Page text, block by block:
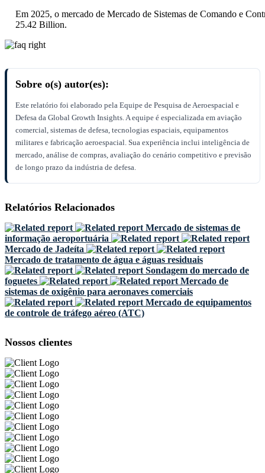
Em 2025, o mercado de Mercado de Sistemas de Comando e
25.42 Billion.
Sobre o(s) autor(es):
Este relatório foi elaborado pela Equipe de Pesquisa de Aeroespacial e
Defesa da Global Growth Insights. A equipe é especializada em aviação
comercial, sistemas de defesa, tecnologias espaciais, equipamentos
militares e fabricação aeroespacial. Sua experiência inclui inteligência de
mercado, análise de compras, avaliação do cenário competitivo e previsão
de longo prazo da indústria de defesa.
Relatórios Relacionados
Mercado de sistemas de
informação aeroportuária
Mercado de Jadeíta
Mercado de tratamento de água e águas residuais
Sondagem do mercado de
foguetes
Mercado de
sistemas de oxigênio para aeronaves comerciais
Mercado de equipamentos
de controle de tráfego aéreo (ATC)
Nossos clientes